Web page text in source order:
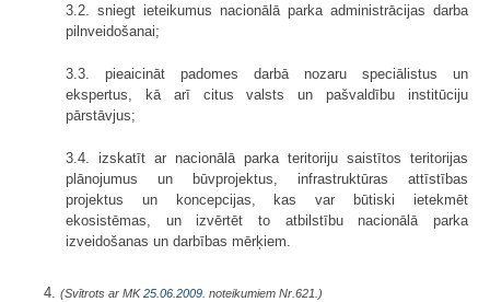
3.2. sniegt ieteikumus nacionālā parka administrācijas darba
pilnveidošanai;
3.3. pieaicināt padomes darbā nozaru speciālistus un
ekspertus, kā arī citus valsts un pašvaldību institūciju
pārstāvjus;
3.4. izskatīt ar nacionālā parka teritoriju saistītos teritorijas
plānojumus un būvprojektus, infrastruktūras attīstības
projektus un koncepcijas, kas var būtiski ietekmēt
ekosistēmas, un izvērtēt to atbilstību nacionālā parka
izveidošanas un darbības mērķiem.
4. (Svītrots ar MK25.06.2009. noteikumiem Nr.621.)